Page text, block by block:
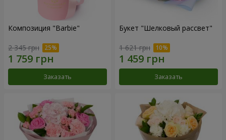
Композиция "Barbie"
2 345 грн
Заказать
Букет "Шелковый рассвет"
1 621 грн
Заказать